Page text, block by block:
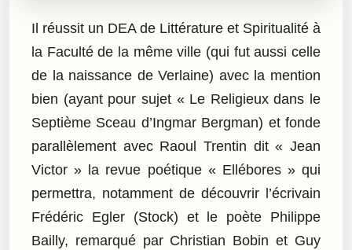
Il réussit un DEA de Littérature et Spiritualité à
la Faculté de la même ville (qui fut aussi celle
de la naissance de Verlaine) avec la mention
bien (ayant pour sujet « Le Religieux dans le
Septième Sceau d’Ingmar Bergman) et fonde
parallèlement avec Raoul Trentin dit « Jean
Victor » la revue poétique « Ellébores » qui
permettra, notamment de découvrir l’écrivain
Frédéric Egler (Stock) et le poète Philippe
Bailly, remarqué par Christian Bobin et Guy